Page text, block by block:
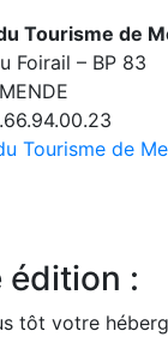
Tourisme de
Foirail – BP 83
Tourisme de
édition :
tôt votre